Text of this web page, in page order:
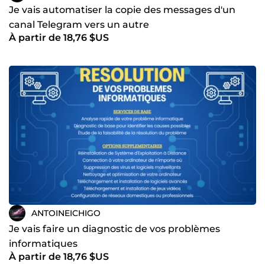
Je vais automatiser la copie des messages d'un
canal Telegram vers un autre
À partir de 18,76 $US
ANTOINEICHIGO
Je vais faire un diagnostic de vos problèmes
informatiques
À partir de 18,76 $US